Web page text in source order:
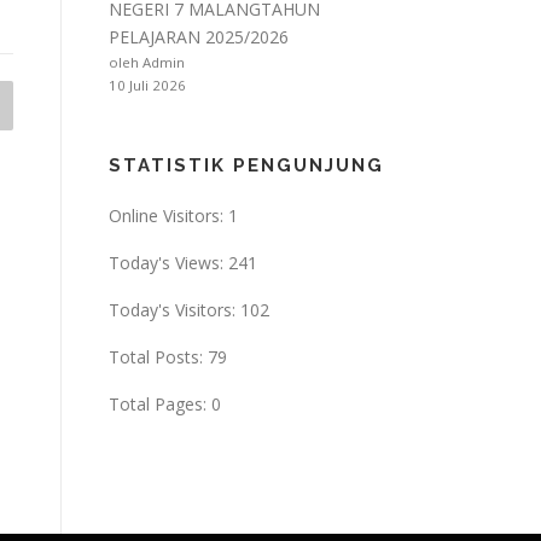
NEGERI 7 MALANGTAHUN
PELAJARAN 2025/2026
oleh Admin
10 Juli 2026
STATISTIK PENGUNJUNG
Online Visitors: 1
Today's Views: 241
Today's Visitors: 102
Total Posts: 79
Total Pages: 0